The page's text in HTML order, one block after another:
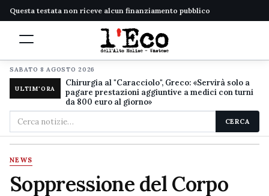
Questa testata non riceve alcun finanziamento pubblico
SABATO 8 AGOSTO 2026
ULTIM'ORA
Chirurgia al "Caracciolo", Greco: «Servirà solo a
pagare prestazioni aggiuntive a medici con turni
da 800 euro al giorno»
Cerca
nel
sito
CERCA
NEWS
Soppressione del Corpo